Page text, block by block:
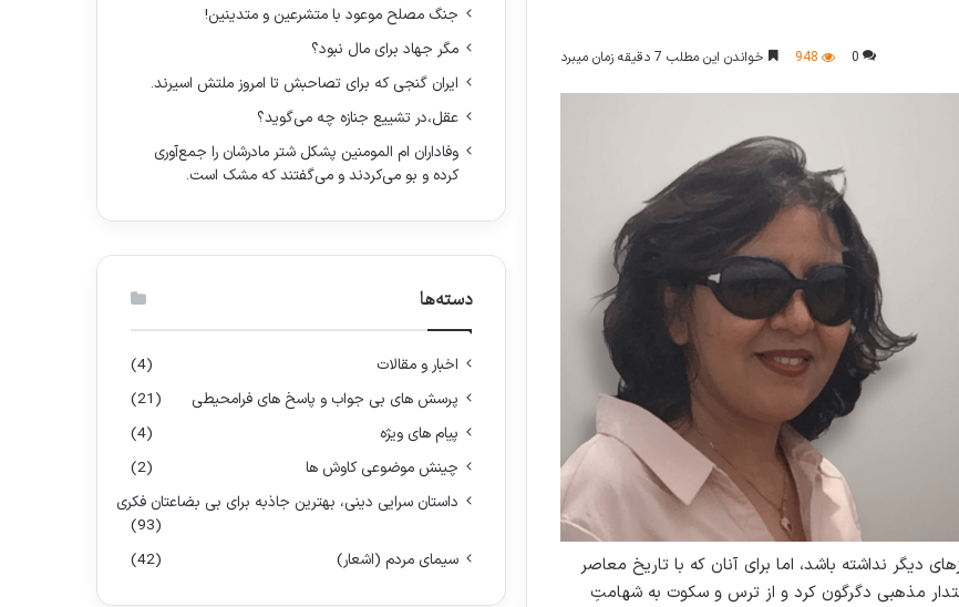
0
948 خواندن این مطلب 7 دقیقه زمان میبرد
با روزهای دیگر نداشته باشد، اما برای آنان که با تاریخ معاصر
اقتدار مذهبی دگرگون کرد و از ترس و سکوت به شهامتِ
:
جنگ مصلح موعود با متشرعین و متدینین!
مگر جهاد برای مال نبود؟
ایران گنجی که برای تصاحبش تا امروز ملتش اسیرند.
عقل،در تشییع جنازه چه می‌گوید؟
وفاداران ام المومنین پشکل شتر مادرشان را جمع‌آوری
کرده و بو می‌کردند و می‌گفتند که مشک است.
دسته‌ها
اخبار و مقالات
(4)
پرسش های بی جواب و پاسخ های فرامحیطی
(21)
پیام های ویژه
(4)
چینش موضوعی کاوش ها
(2)
داستان سرایی دینی، بهترین جاذبه برای بی بضاعتان فکری
(93)
سیمای مردم (اشعار)
(42)